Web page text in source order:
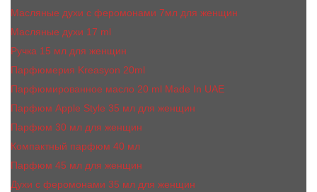
Масляные духи c феромонами 7мл для женщин
Масляные духи 17 ml
Ручка 15 мл для женщин
Парфюмерия Kreasyon 20ml
Парфюмированное масло 20 ml Made In UAE
Парфюм Apple Style 35 мл для женщин
Парфюм 30 мл для женщин
Компактный парфюм 40 мл
Парфюм 45 мл для женщин
Духи с феромонами 35 мл для женщин